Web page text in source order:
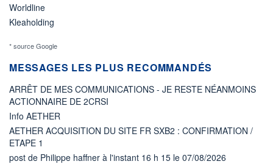
Worldline
Kleaholding
* source Google
MESSAGES LES PLUS RECOMMANDÉS
ARRÊT DE MES COMMUNICATIONS - JE RESTE NÉANMOINS
ACTIONNAIRE DE 2CRSI
Info AETHER
AETHER ACQUISITION DU SITE FR SXB2 : CONFIRMATION /
ETAPE 1
post de Philippe haffner à l'instant 16 h 15 le 07/08/2026